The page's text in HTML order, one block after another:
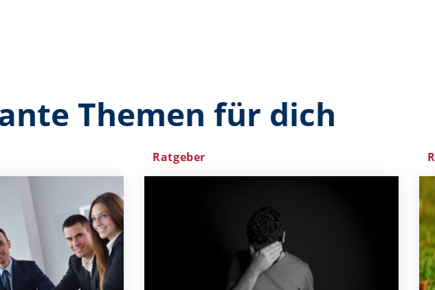
Themen für dich
Ratgeber